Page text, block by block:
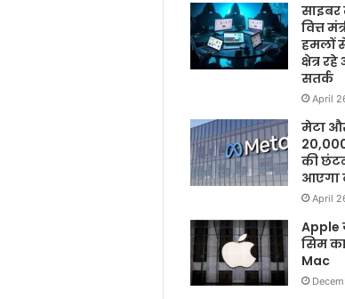
साइबर
वित्त
हमलों
क्षेत्र
सतर्क
April
मेटा
की
आएगा
April
Apple
सिम
Mac